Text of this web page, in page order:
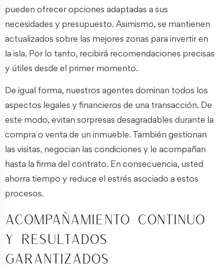
pueden ofrecer opciones adaptadas a sus
necesidades y presupuesto. Asimismo, se mantienen
actualizados sobre las mejores zonas para invertir en
la isla. Por lo tanto, recibirá recomendaciones precisas
y útiles desde el primer momento.
De igual forma, nuestros agentes dominan todos los
aspectos legales y financieros de una transacción. De
este modo, evitan sorpresas desagradables durante la
compra o venta de un inmueble. También gestionan
las visitas, negocian las condiciones y le acompañan
hasta la firma del contrato. En consecuencia, usted
ahorra tiempo y reduce el estrés asociado a estos
procesos.
Acompañamiento continuo
y resultados
garantizados